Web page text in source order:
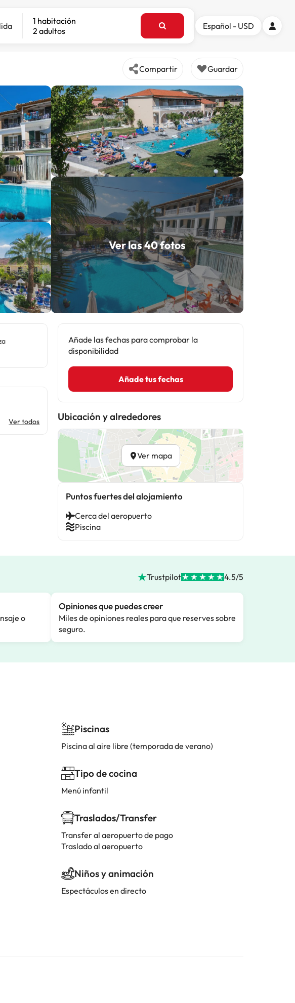
1 habitación
2 adultos
Español - USD
Compartir Guardar
Ver las 40 fotos
Ver todos
Añade las fechas para comprobar la
disponibilidad
Añade tus fechas
Ubicación y alrededores
Ver mapa
Puntos fuertes del alojamiento
Cerca del aeropuerto
Piscina
Trustpilot 4.5/5
o
Opiniones que puedes creer
Miles de opiniones reales para que reserves sobre
seguro.
Piscinas
Piscina al aire libre (temporada de verano)
Tipo de cocina
Menú infantil
Traslados/Transfer
Transfer al aeropuerto de pago
Traslado al aeropuerto
Niños y animación
Espectáculos en directo